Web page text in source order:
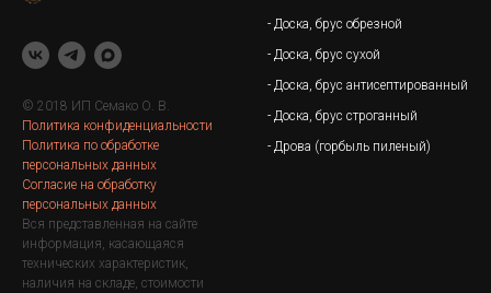
© 2018 ИП Семако О. В.
Политика конфиденциальности
Политика по обработке
персональных данных
Согласие на обработку
персональных данных
Вся представленная на сайте
информация, касающаяся
технических характеристик,
наличия на складе, стоимости
- Доска, брус обрезной
- Доска, брус сухой
- Доска, брус антисептированный
- Доска, брус строганный
- Дрова (горбыль пиленый)